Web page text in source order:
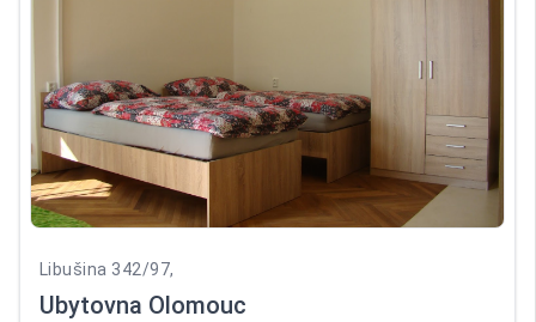
Libušina 342/97,
Ubytovna Olomouc